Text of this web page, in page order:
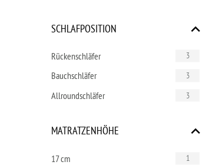
SCHLAFPOSITION
Rückenschläfer 3
Bauchschläfer 3
Allroundschläfer 3
MATRATZENHÖHE
17 cm 1